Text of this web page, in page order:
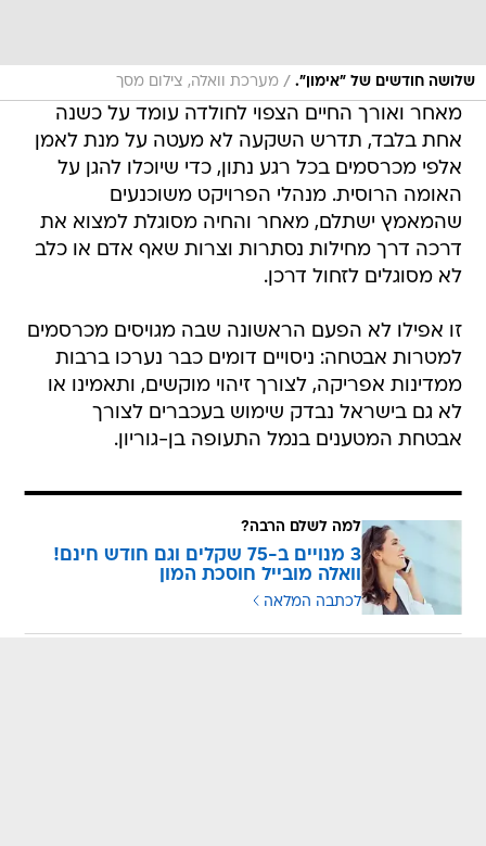
שלושה חודשים של "אימון". / מערכת וואלה, צילום מסך
מאחר ואורך החיים הצפוי לחולדה עומד על כשנה
אחת בלבד, תדרש השקעה לא מעטה על מנת לאמן
אלפי מכרסמים בכל רגע נתון, כדי שיוכלו להגן על
האומה הרוסית. מנהלי הפרויקט משוכנעים
שהמאמץ ישתלם, מאחר והחיה מסוגלת למצוא את
דרכה דרך מחילות נסתרות וצרות שאף אדם או כלב
לא מסוגלים לזחול דרכן.
זו אפילו לא הפעם הראשונה שבה מגויסים מכרסמים
למטרות אבטחה: ניסויים דומים כבר נערכו ברבות
ממדינות אפריקה, לצורך זיהוי מוקשים, ותאמינו או
לא גם בישראל נבדק שימוש בעכברים לצורך
אבטחת המטענים בנמל התעופה בן-גוריון.
למה לשלם הרבה?
3 מנויים ב-75 שקלים וגם חודש חינם!
וואלה מובייל חוסכת המון
לכתבה המלאה